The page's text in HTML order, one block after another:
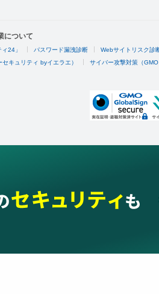
について
24」 パスワード漏洩診断 Webサイトリスク診
キュリティ byイエラエ） サイバー攻撃対策（GMO